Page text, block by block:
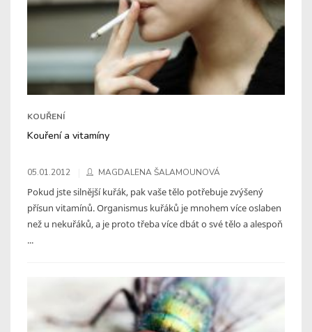
KOUŘENÍ
Kouření a vitamíny
05.01.2012 MAGDALENA ŠALAMOUNOVÁ
Pokud jste silnější kuřák, pak vaše tělo potřebuje zvýšený
přísun vitamínů. Organismus kuřáků je mnohem více oslaben
než u nekuřáků, a je proto třeba více dbát o své tělo a alespoň
...